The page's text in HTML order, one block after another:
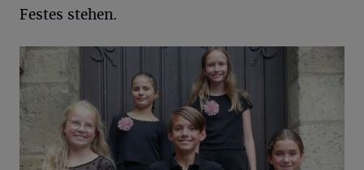
Festes stehen.